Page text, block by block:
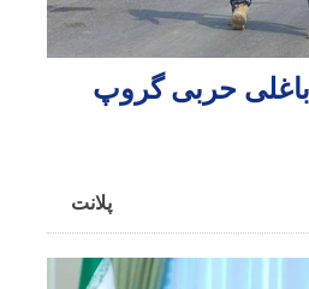
باغلی حربی گروپ
پلانت